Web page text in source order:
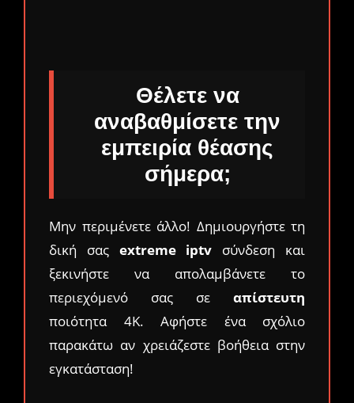
Θέλετε να
αναβαθμίσετε την
εμπειρία θέασης
σήμερα;
Μην περιμένετε άλλο! Δημιουργήστε τη
δική σας extreme iptv σύνδεση και
ξεκινήστε να απολαμβάνετε το
περιεχόμενό σας σε απίστευτη
ποιότητα 4K. Αφήστε ένα σχόλιο
παρακάτω αν χρειάζεστε βοήθεια στην
εγκατάσταση!